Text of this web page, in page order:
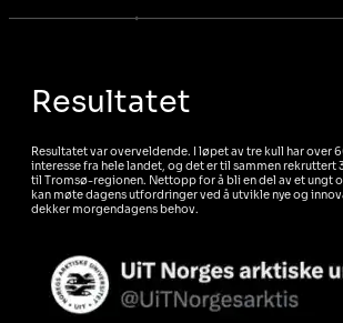
Resultatet
Resultatet var overveldende. I løpet av tre kull har over
interesse fra hele landet, og det er til sammen
til Tromsø-regionen. Nettopp for å bli en del av et ungt
kan møte dagens utfordringer ved å utvikle nye og
dekker morgendagens behov.